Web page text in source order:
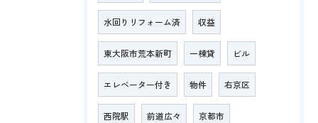
水回りリフォーム済 収益
東大阪市荒本新町 一棟貸 ビル
エレベーター付き 物件 右京区
西院駅 前道広々 京都市